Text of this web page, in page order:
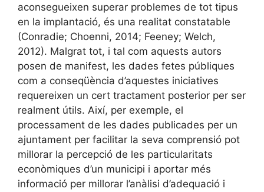
aconsegueixen superar problemes de tot tipus
en la implantació, és una realitat constatable
(Conradie; Choenni, 2014; Feeney; Welch,
2012). Malgrat tot, i tal com aquests autors
posen de manifest, les dades fetes públiques
com a conseqüència d’aquestes iniciatives
requereixen un cert tractament posterior per ser
realment útils. Així, per exemple, el
processament de les dades publicades per un
ajuntament per facilitar la seva comprensió pot
millorar la percepció de les particularitats
econòmiques d’un municipi i aportar més
informació per millorar l’anàlisi d’adequació i